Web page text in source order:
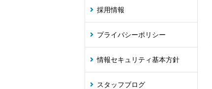
採用情報
プライバシーポリシー
情報セキュリティ基本方針
スタッフブログ